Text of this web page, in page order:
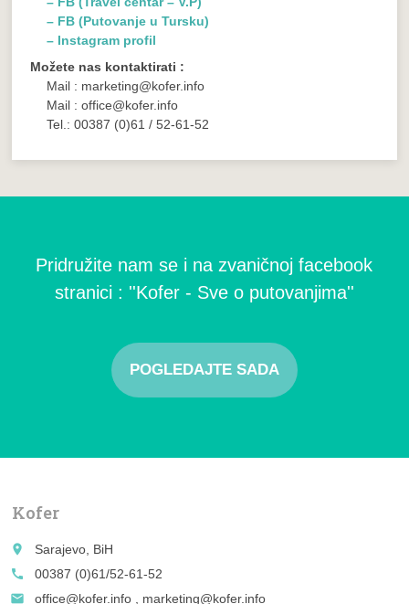
– FB (Putovanje u Tursku)
– Instagram profil
Možete nas kontaktirati :
Mail : marketing@kofer.info
Mail : office@kofer.info
Tel.: 00387 (0)61 / 52-61-52
Pridružite nam se i na zvaničnoj facebook
stranici : ''Kofer - Sve o putovanjima''
POGLEDAJTE SADA
Kofer
place
Sarajevo, BiH
call
00387 (0)61/52-61-52
email
office@kofer.info , marketing@kofer.info